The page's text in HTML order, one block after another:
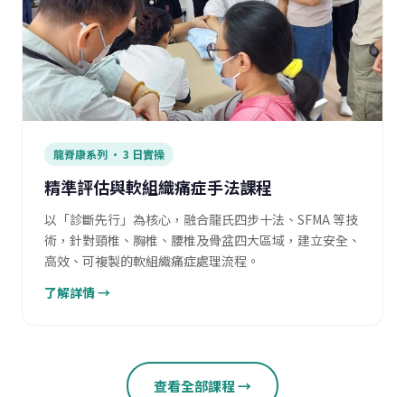
龍脊康系列 · 3 日實操
精準評估與軟組織痛症手法課程
以「診斷先行」為核心，融合龍氏四步十法、SFMA 等技
術，針對頸椎、胸椎、腰椎及骨盆四大區域，建立安全、
高效、可複製的軟組織痛症處理流程。
了解詳情 →
查看全部課程 →